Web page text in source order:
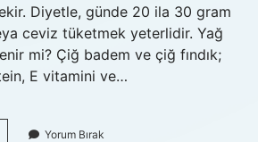
Diyetle, günde 20 ila 30 gram
ceviz tüketmek yeterlidir. Yağ
mi? Çiğ badem ve çiğ fındık;
E vitamini ve…
Yorum Bırak